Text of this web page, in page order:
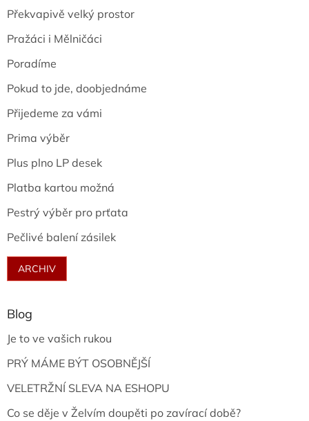
Překvapivě velký prostor
Pražáci i Mělničáci
Poradíme
Pokud to jde, doobjednáme
Přijedeme za vámi
Prima výběr
Plus plno LP desek
Platba kartou možná
Pestrý výběr pro prťata
Pečlivé balení zásilek
ARCHIV
Blog
Je to ve vašich rukou
PRÝ MÁME BÝT OSOBNĚJŠÍ
VELETRŽNÍ SLEVA NA ESHOPU
Co se děje v Želvím doupěti po zavírací době?